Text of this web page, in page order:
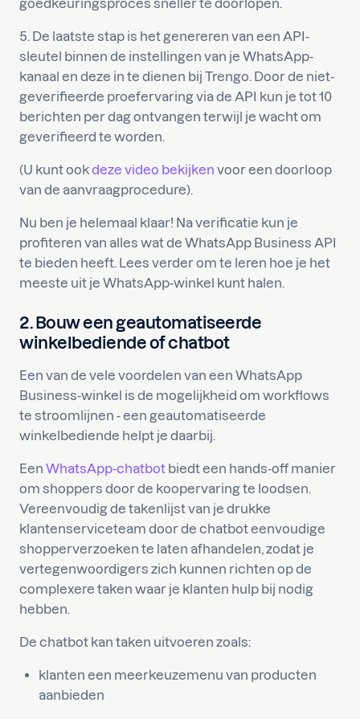
goedkeuringsproces sneller te doorlopen.
5. De laatste stap is het genereren van een API-
sleutel binnen de instellingen van je WhatsApp-
kanaal en deze in te dienen bij Trengo. Door de niet-
geverifieerde proefervaring via de API kun je tot 10
berichten per dag ontvangen terwijl je wacht om
geverifieerd te worden.
(U kunt ookdeze video bekijken voor een doorloop
van de aanvraagprocedure).
Nu ben je helemaal klaar! Na verificatie kun je
profiteren van alles wat de WhatsApp Business API
te bieden heeft. Lees verder om te leren hoe je het
meeste uit je WhatsApp-winkel kunt halen.
2. Bouw een geautomatiseerde
winkelbediende of chatbot
Een van de vele voordelen van een WhatsApp
Business-winkel is de mogelijkheid om workflows
te stroomlijnen - een geautomatiseerde
winkelbediende helpt je daarbij.
Een WhatsApp-chatbot biedt een hands-off manier
om shoppers door de koopervaring te loodsen.
Vereenvoudig de takenlijst van je drukke
klantenserviceteam door de chatbot eenvoudige
shopperverzoeken te laten afhandelen, zodat je
vertegenwoordigers zich kunnen richten op de
complexere taken waar je klanten hulp bij nodig
hebben.
De chatbot kan taken uitvoeren zoals:
klanten een meerkeuzemenu van producten
aanbieden